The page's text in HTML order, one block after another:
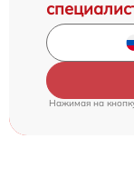
Нажимая на